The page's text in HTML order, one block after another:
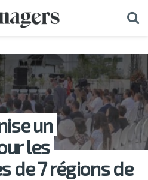
un
les
de 7 régions de